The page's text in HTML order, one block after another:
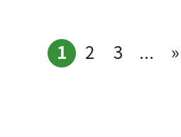
1 2 3 ... »